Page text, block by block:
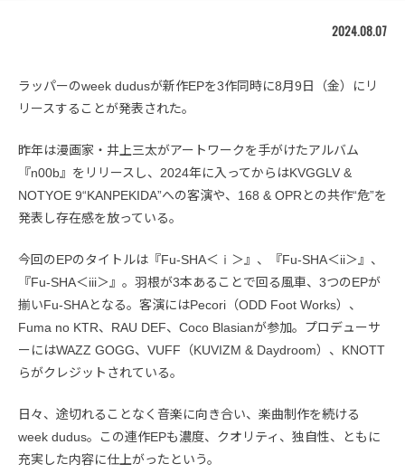
2024.08.07
ラッパーのweek dudusが新作EPを3作同時に8月9日（金）にリ
リースすることが発表された。
昨年は漫画家・井上三太がアートワークを手がけたアルバム
『n00b』をリリースし、2024年に入ってからはKVGGLV &
NOTYOE 9“KANPEKIDA”への客演や、168 & OPRとの共作“危”を
発表し存在感を放っている。
今回のEPのタイトルは『Fu-SHA＜ⅰ＞』、『Fu-SHA＜ii＞』、
『Fu-SHA＜iii＞』。羽根が3本あることで回る風車、3つのEPが
揃いFu-SHAとなる。客演にはPecori（ODD Foot Works）、
Fuma no KTR、RAU DEF、Coco Blasianが参加。プロデューサ
ーにはWAZZ GOGG、VUFF（KUVIZM & Daydroom）、KNOTT
らがクレジットされている。
日々、途切れることなく音楽に向き合い、楽曲制作を続ける
week dudus。この連作EPも濃度、クオリティ、独自性、ともに
充実した内容に仕上がったという。